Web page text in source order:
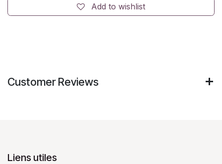
Add to wishlist
Customer Reviews
Liens utiles